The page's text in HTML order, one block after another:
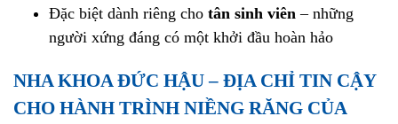
Đặc biệt dành riêng cho tân sinh viên – những
người xứng đáng có một khởi đầu hoàn hảo
NHA KHOA ĐỨC HẬU – ĐỊA CHỈ TIN CẬY
CHO HÀNH TRÌNH NIỀNG RĂNG CỦA